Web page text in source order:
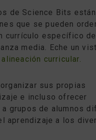
de Science Bits están
que se pueden
currículo específico de
media. Eche un
curricular.
sus propias
e incluso ofrecer
grupos de alumnos
aprendizaje a los